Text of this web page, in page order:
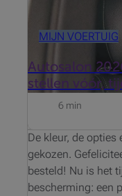
MIJN VOERTUIG
Autosalon
stellen vóór,
6 min
De kleur, de
gekozen.
besteld! Nu is het
bescherming: een